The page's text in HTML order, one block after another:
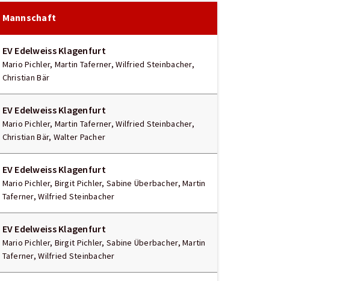
Mannschaft
EV Edelweiss Klagenfurt
Mario Pichler, Martin Taferner, Wilfried Steinbacher,
Christian Bär
EV Edelweiss Klagenfurt
Mario Pichler, Martin Taferner, Wilfried Steinbacher,
Christian Bär, Walter Pacher
EV Edelweiss Klagenfurt
Mario Pichler, Birgit Pichler, Sabine Überbacher, Martin
Taferner, Wilfried Steinbacher
EV Edelweiss Klagenfurt
Mario Pichler, Birgit Pichler, Sabine Überbacher, Martin
Taferner, Wilfried Steinbacher